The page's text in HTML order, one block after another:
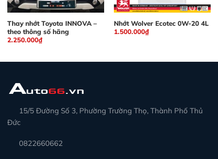
Thay nhớt Toyota INNOVA –
theo thông số hãng
2.250.000₫
Nhớt Wolver Ecotec 0W-20 4L
1.500.000₫
15/5 Đường Số 3, Phường Trường Thọ, Thành Phố Thủ
Đức
0822660662